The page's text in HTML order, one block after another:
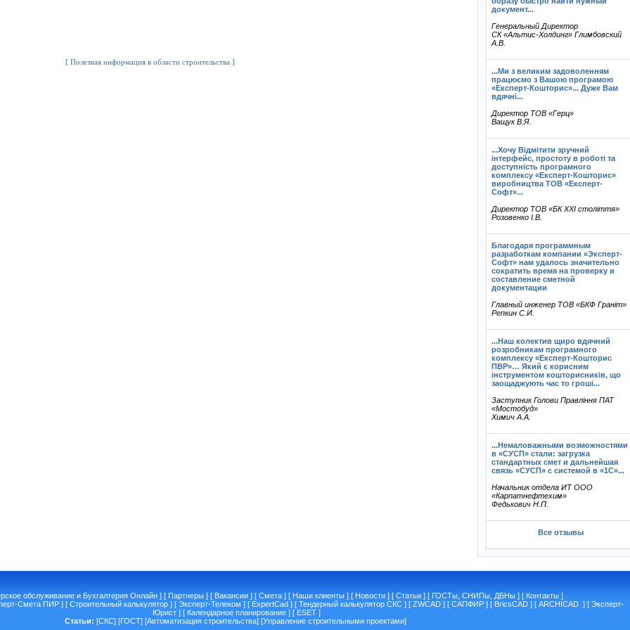
[ Полезная информация в области строительства ]
документ...
Генеральный Директор
СК «Альтис-Холдинг» Глимбовский
А.В.
...Ми з великим задоволенням
працюємо з Вашою програмою
«Експерт-Кошторис»... Дуже Вам
вдячні...
Директор ТОВ «Герц»
Ващук В.Я.
...Хочу Відмітити зручний
інтерфейс, простоту в роботі та
доступність програмного
комплексу «Експерт-Кошторис»
виробництва ТОВ «Експерт-
Софт»...
Директор ТОВ «БК ХХІ століття»
Розовенко І.В.
Благодаря программным
разработкам компании «Эксперт-
Софт» нам удалось значительно
сократить время на проверку и
составление сметной
документации
Главный инженер ТОВ «БКФ Граніт»
Репкин С.И.
...Наш колектив щиро вдячний
розробникам програмного
комплексу «Експерт-Кошторис
ПВР»… Який є корисним
інструментом кошторисників, що
заощаджують час то гроші...
Заступник Голови Правління ПАТ
«Мостобуд»
Химич А.А.
...Немаловажными возможностями
в «СУСП» стали: загрузка
стандартных смет и дальнейшая
связь «СУСП» с системой в «1С»...
Начальник отдела ИТ ООО
«Карпатнефтехим»
Федькович Н.П.
Все отзывы
обслуживание и Бухгалтерия Онлайн] [ Партнеры] [ Вакансии] [ Смета] [ Наши клиенты] [ Новости] [ Статьи] [ ГОСТы, СНИПы, ДБНы] [ Контакты]
Смета ПИР ] [ Строительный калькулятор ] [ Эксперт-Телеком ] [ ExpertCad ] [ Тендерный калькулятор СКС ] [ ZWCAD ] [ САПФИР ] [ BricsCAD ] [ ARCHICAD ] [ Эксперт-
Юрист ] [ Календарное планирование ] [ ESET ]
Статьи: [СКС] [ГОСТ] [Автоматизация строительства] [Управление строительными проектами]